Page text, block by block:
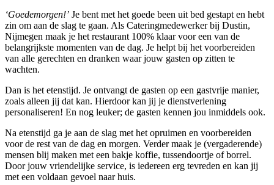
‘Goedemorgen!’ Je bent met het goede been uit bed gestapt en hebt
zin om aan de slag te gaan. Als Cateringmedewerker bij Dustin,
Nijmegen maak je het restaurant 100% klaar voor een van de
belangrijkste momenten van de dag. Je helpt bij het voorbereiden
van alle gerechten en dranken waar jouw gasten op zitten te
wachten.
Dan is het etenstijd. Je ontvangt de gasten op een gastvrije manier,
zoals alleen jij dat kan. Hierdoor kan jij je dienstverlening
personaliseren! En nog leuker; de gasten kennen jou inmiddels ook.
Na etenstijd ga je aan de slag met het opruimen en voorbereiden
voor de rest van de dag en morgen. Verder maak je (vergaderende)
mensen blij maken met een bakje koffie, tussendoortje of borrel.
Door jouw vriendelijke service, is iedereen erg tevreden en kan jij
met een voldaan gevoel naar huis.